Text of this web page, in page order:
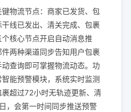
物流节点：商家已发货、包
线已发出、清关完成、包裹
核心节点开启自动消息推
两种渠道同步告知用户包裹
查询即可掌握物流动态。功
能预警模块，系统实时监测
超过72小时无轨迹更新、清
，会第一时间同步推送预警